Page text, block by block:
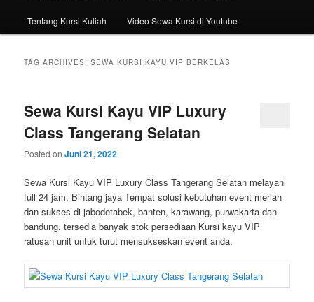
Tentang Kursi Kuliah Video Sewa Kursi di Youtube
TAG ARCHIVES:SEWA KURSI KAYU VIP BERKELAS
Sewa Kursi Kayu VIP Luxury
Class Tangerang Selatan
Posted onJuni 21, 2022
Sewa Kursi Kayu VIP Luxury Class Tangerang Selatan melayani
full 24 jam. Bintang jaya Tempat solusi kebutuhan event meriah
dan sukses di jabodetabek, banten, karawang, purwakarta dan
bandung. tersedia banyak stok persediaan Kursi kayu VIP
ratusan unit untuk turut mensukseskan event anda.